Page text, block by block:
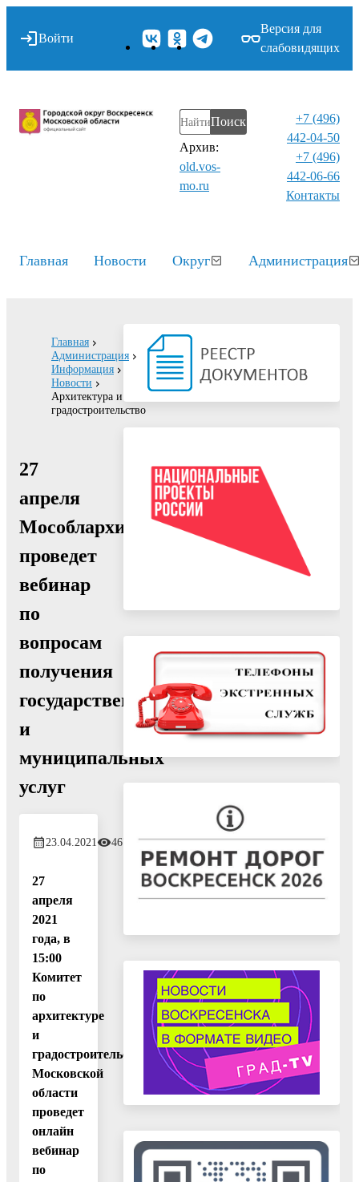
Войти
Версия для
слабовидящих
Поиск
Архив:
old.vos-
mo.ru
+7 (496)
442-04-50
+7 (496)
442-06-66
Контакты⁠
Главная Новости Округ Администрация
Главная
Администрация
Информация
Новости
Архитектура и
градостроительство
27
апреля
Мособлархитектура
проведет
вебинар
по
вопросам
получения
государственных
и
муниципальных
услуг
23.04.2021 467
27
апреля
2021
года, в
15:00
Комитет
по
архитектуре
и
градостроительству
Московской
области
проведет
онлайн
вебинар
по